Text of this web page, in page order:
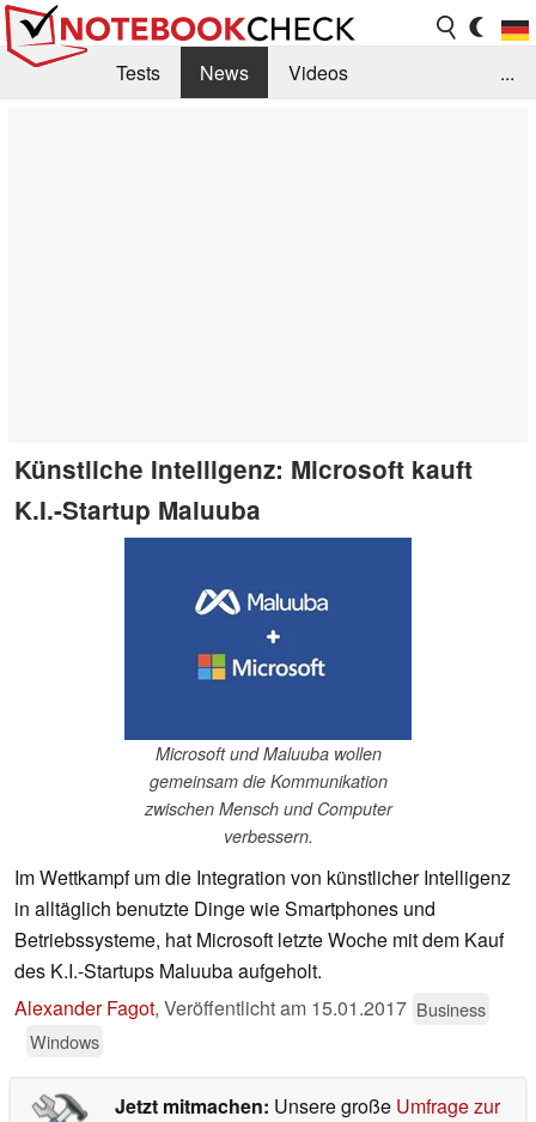
Tests News
Videos
...
Künstliche Intelligenz: Microsoft kauft
K.I.-Startup Maluuba
Microsoft und Maluuba wollen
gemeinsam die Kommunikation
zwischen Mensch und Computer
verbessern.
Im Wettkampf um die Integration von künstlicher Intelligenz
in alltäglich benutzte Dinge wie Smartphones und
Betriebssysteme, hat Microsoft letzte Woche mit dem Kauf
des K.I.-Startups Maluuba aufgeholt.
Alexander Fagot, Veröffentlicht am 15.01.2017 Business
Windows
Jetzt mitmachen: Unsere große Umfrage zur